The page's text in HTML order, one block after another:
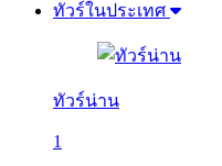
ทัวร์ในประเทศ
ทัวร์น่าน
1